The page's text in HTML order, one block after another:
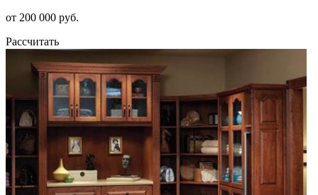
от 200 000 руб.
Рассчитать